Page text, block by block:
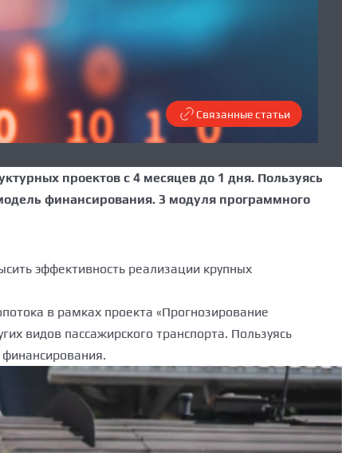
Связанные статьи
проектов с 4 месяцев до 1 дня. Пользуясь
финансирования. 3 модуля программного
эффективность реализации крупных
в рамках проекта «Прогнозирование
видов пассажирского транспорта. Пользуясь